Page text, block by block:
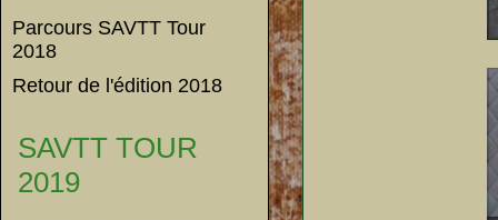
Parcours SAVTT Tour
2018
Retour de l'édition 2018
SAVTT TOUR
2019